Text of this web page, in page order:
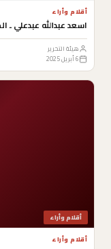
أقلام وأراء
اسعد عبدالله عبدعلي ـ
هيئة التحرير
6 أبريل 2025
أقلام وأراء
أقلام وأراء